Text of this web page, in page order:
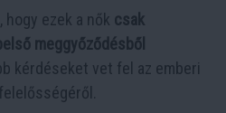
ezek a nők csak
meggyőződésből
kérdéseket vet fel az emberi